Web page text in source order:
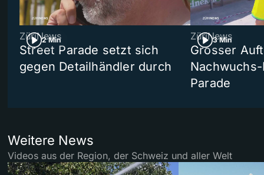
2 Min
ZüriNews
Street Parade setzt sich
gegen Detailhändler durch
3 Min
ZüriNews
Grosser
Parade
Weitere News
Videos aus der Region, der Schweiz und aller Welt